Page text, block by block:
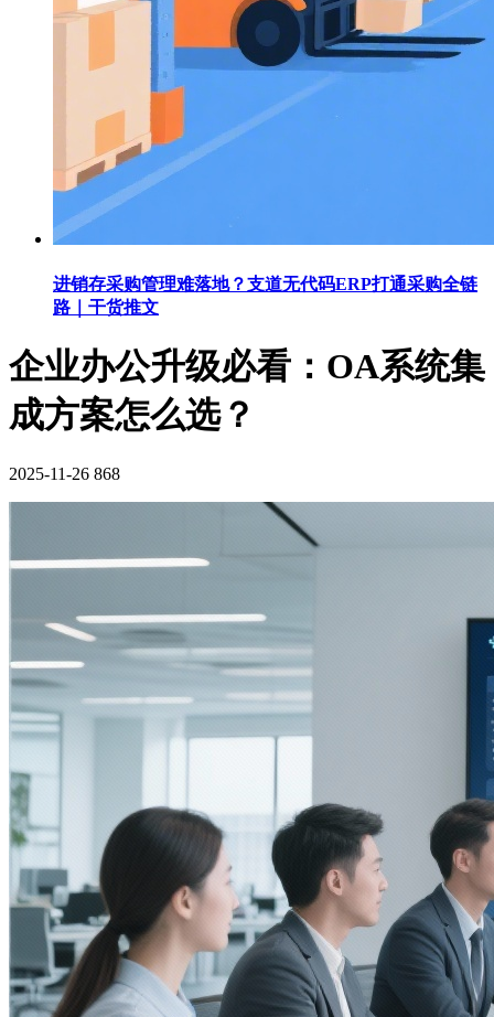
进销存采购管理难落地？支道无代码ERP打通采购全链
路｜干货推文
企业办公升级必看：OA系统集
成方案怎么选？
2025-11-26 868